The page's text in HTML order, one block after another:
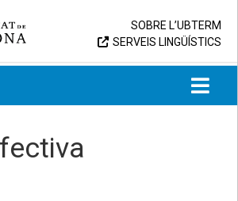
SOBRE L’UBTERM
SERVEIS LINGÜÍSTICS